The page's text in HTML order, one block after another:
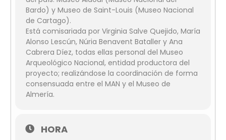
Bardo) y Museo de Saint-Louis (Museo Nacional
de Cartago).
Está comisariada por Virginia Salve Quejido, María
Alonso Lescún, Núria Benavent Bataller y Ana
Cabrera Díez, todas ellas personal del Museo
Arqueológico Nacional, entidad productora del
proyecto; realizándose la coordinación de forma
consensuada entre el MAN y el Museo de
Almería.
HORA